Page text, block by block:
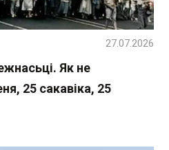
Як не
25 сакавіка, 25
27.07.2026